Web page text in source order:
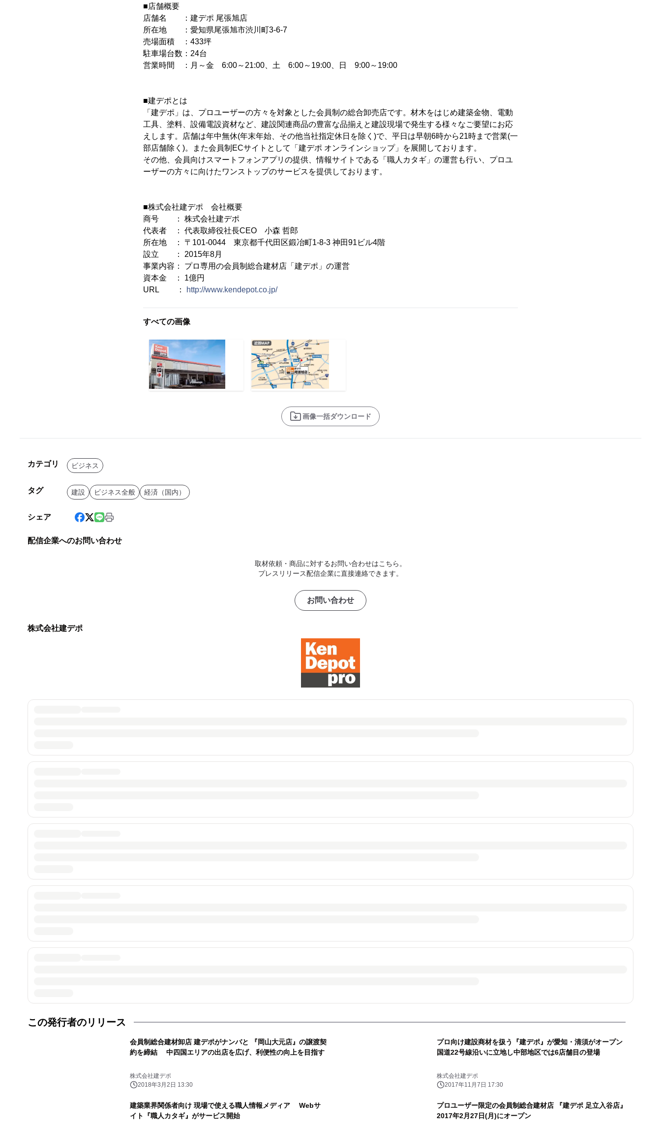
■店舗概要
店舗名 ：建デポ 尾張旭店
所在地 ：愛知県尾張旭市渋川町3-6-7
売場面積 ：433坪
駐車場台数：24台
営業時間 ：月～金 6:00～21:00、土 6:00～19:00、日 9:00～19:00
■建デポとは
「建デポ」は、プロユーザーの方々を対象とした会員制の総合卸売店です。材木をはじめ建築金物、電動
工具、塗料、設備電設資材など、建設関連商品の豊富な品揃えと建設現場で発生する様々なご要望にお応
えします。店舗は年中無休(年末年始、その他当社指定休日を除く)で、平日は早朝6時から21時まで営業(一
部店舗除く)。また会員制ECサイトとして「建デポ オンラインショップ」を展開しております。
その他、会員向けスマートフォンアプリの提供、情報サイトである「職人カタギ」の運営も行い、プロユ
ーザーの方々に向けたワンストップのサービスを提供しております。
■株式会社建デポ 会社概要
商号 ： 株式会社建デポ
代表者 ： 代表取締役社長CEO 小森 哲郎
所在地 ： 〒101-0044 東京都千代田区鍛冶町1-8-3 神田91ビル4階
設立 ： 2015年8月
事業内容： プロ専用の会員制総合建材店「建デポ」の運営
資本金 ： 1億円
URL ：
http://www.kendepot.co.jp/
すべての画像
画像一括ダウンロード
カテゴリ ビジネス
タグ 建設 ビジネス全般 経済（国内）
シェア
配信企業へのお問い合わせ
取材依頼・商品に対するお問い合わせはこちら。
プレスリリース配信企業に直接連絡できます。
お問い合わせ
株式会社建デポ
この発行者のリリース
会員制総合建材卸店 建デポがナンバと 『岡山大元店』の譲渡契
約を締結 中四国エリアの出店を広げ、利便性の向上を目指す
株式会社建デポ
2018年3月2日 13:30
プロ向け建設商材を扱う『建デポ』が愛知・清須がオープン
国道22号線沿いに立地し中部地区では6店舗目の登場
株式会社建デポ
2017年11月7日 17:30
建築業界関係者向け 現場で使える職人情報メディア Webサ
イト『職人カタギ』がサービス開始
プロユーザー限定の会員制総合建材店 『建デポ 足立入谷店』
2017年2月27日(月)にオープン